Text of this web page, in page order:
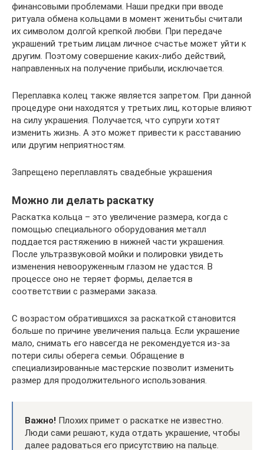
финансовыми проблемами. Наши предки при вводе
ритуала обмена кольцами в момент женитьбы считали
их символом долгой крепкой любви. При передаче
украшений третьим лицам личное счастье может уйти к
другим. Поэтому совершение каких-либо действий,
направленных на получение прибыли, исключается.
Переплавка колец также является запретом. При данной
процедуре они находятся у третьих лиц, которые влияют
на силу украшения. Получается, что супруги хотят
изменить жизнь. А это может привести к расставанию
или другим неприятностям.
Запрещено переплавлять свадебные украшения
Можно ли делать раскатку
Раскатка кольца – это увеличение размера, когда с
помощью специального оборудования металл
поддается растяжению в нижней части украшения.
После ультразвуковой мойки и полировки увидеть
изменения невооруженным глазом не удастся. В
процессе оно не теряет формы, делается в
соответствии с размерами заказа.
С возрастом обратившихся за раскаткой становится
больше по причине увеличения пальца. Если украшение
мало, снимать его навсегда не рекомендуется из-за
потери силы оберега семьи. Обращение в
специализированные мастерские позволит изменить
размер для продолжительного использования.
Важно! Плохих примет о раскатке не известно.
Люди сами решают, куда отдать украшение, чтобы
далее радоваться его присутствию на пальце.